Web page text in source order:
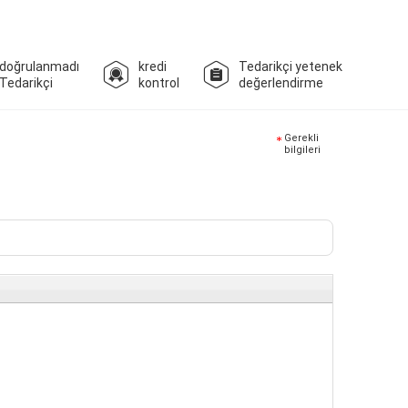
doğrulanmadı
Tedarikçi
kredi
kontrol
Tedarikçi yetenek
değerlendirme
Gerekli
bilgileri